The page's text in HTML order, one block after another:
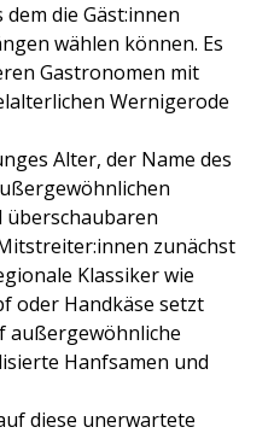
die Gäst:innen
wählen können. Es
Gastronomen mit
Wernigerode
Alter, der Name des
überschaubaren
zunächst
Klassiker wie
oder Handkäse setzt
außergewöhnliche
Hanfsamen und
diese unerwartete